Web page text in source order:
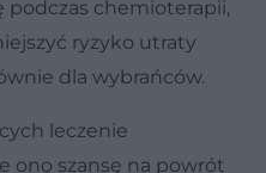
podczas chemioterapii,
ryzyko utraty
dla wybrańców.
leczenie
ono szansę na powrót